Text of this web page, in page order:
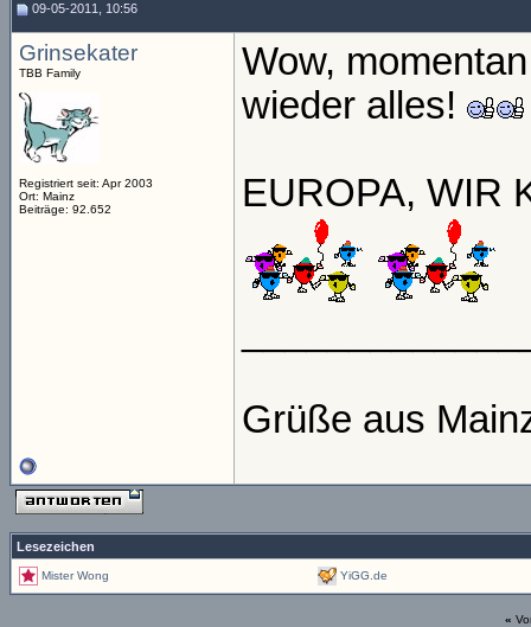
09-05-2011, 10:56
Grinsekater
TBB Family
Registriert seit: Apr 2003
Ort: Mainz
Beiträge: 92.652
Wow,
wieder alles!
EUROPA, WIR
Grüße aus
Lesezeichen
Mister Wong YiGG.de
«